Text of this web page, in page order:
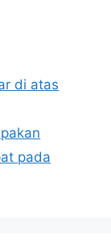
di atas
pada